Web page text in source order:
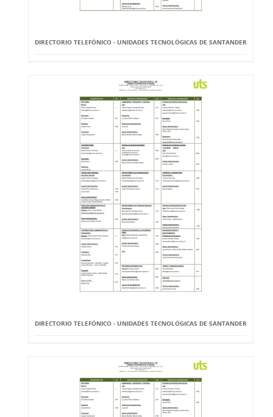
DIRECTORIO TELEFÓNICO - UNIDADES TECNOLÓGICAS DE SANTANDER
DIRECTORIO TELEFÓNICO - UNIDADES TECNOLÓGICAS DE SANTANDER